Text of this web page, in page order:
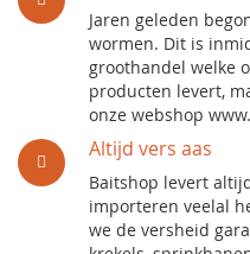
Jaren geleden
wormen. Dit is
groothandel welke
producten levert,
onze webshop
Altijd vers aas
Baitshop levert
importeren veelal
we de versheid